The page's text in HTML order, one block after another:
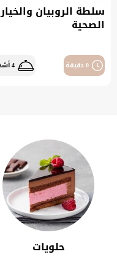
سلطة الروبيان والخيار
الصحية
0 دقيقة 4 أشخاص
حلويات